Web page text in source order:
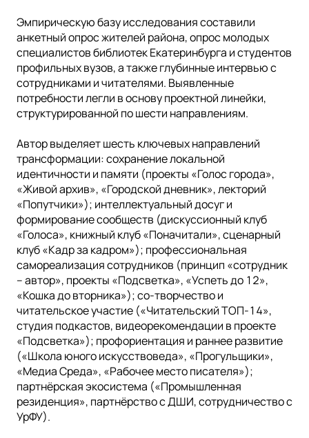
Эмпирическую базу исследования составили
анкетный опрос жителей района, опрос молодых
специалистов библиотек Екатеринбурга и студентов
профильных вузов, а также глубинные интервью с
сотрудниками и читателями. Выявленные
потребности легли в основу проектной линейки,
структурированной по шести направлениям.
Автор выделяет шесть ключевых направлений
трансформации: сохранение локальной
идентичности и памяти (проекты «Голос города»,
«Живой архив», «Городской дневник», лекторий
«Попутчики»); интеллектуальный досуг и
формирование сообществ (дискуссионный клуб
«Голоса», книжный клуб «Поначитали», сценарный
клуб «Кадр за кадром»); профессиональная
самореализация сотрудников (принцип «сотрудник
– автор», проекты «Подсветка», «Успеть до 12»,
«Кошка до вторника»); со-творчество и
читательское участие («Читательский ТОП-14»,
студия подкастов, видеорекомендации в проекте
«Подсветка»); профориентация и раннее развитие
(«Школа юного искусствоведа», «Прогульщики»,
«Медиа Среда», «Рабочее место писателя»);
партнёрская экосистема («Промышленная
резиденция», партнёрство с ДШИ, сотрудничество с
УрФУ).